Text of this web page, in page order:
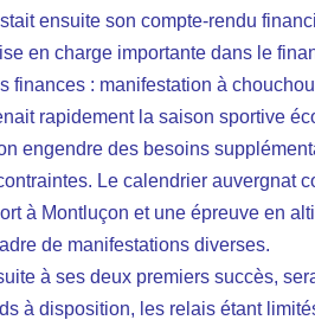
ensuite son compte-rendu
en charge importante dans le
finances : manifestation à
rapidement la saison sportive
engendre des besoins
Le calendrier
à Montluçon et une épreuve en
de manifestations diverses.
à ses deux premiers succès,
à disposition, les relais étant